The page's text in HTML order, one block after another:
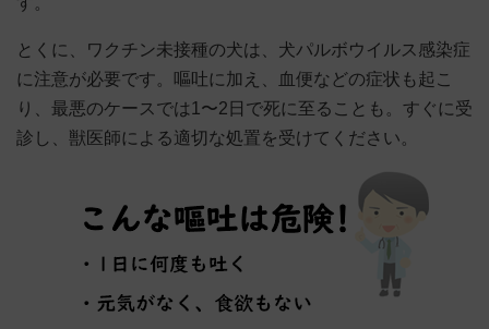
とくに、ワクチン未接種の犬は、犬パルボウイルス感染症
に注意が必要です。嘔吐に加え、血便などの症状も起こ
り、最悪のケースでは1〜2日で死に至ることも。すぐに受
診し、獣医師による適切な処置を受けてください。